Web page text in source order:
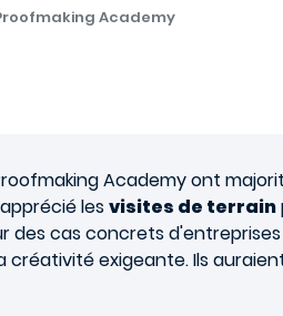
Academy
Academy ont
lesvisites de terrain
des cas concrets
créativité exigeante. Ils